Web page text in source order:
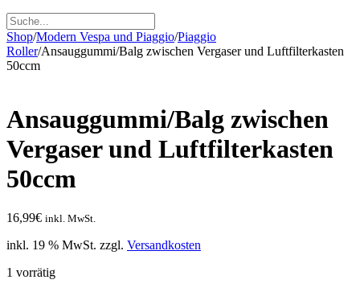
Shop/Modern Vespa und Piaggio/Piaggio
Roller/Ansauggummi/Balg zwischen Vergaser und Luftfilterkasten
50ccm
Ansauggummi/Balg zwischen
Vergaser und Luftfilterkasten
50ccm
16,99€ inkl. MwSt.
inkl. 19 % MwSt. zzgl. Versandkosten
1 vorrätig